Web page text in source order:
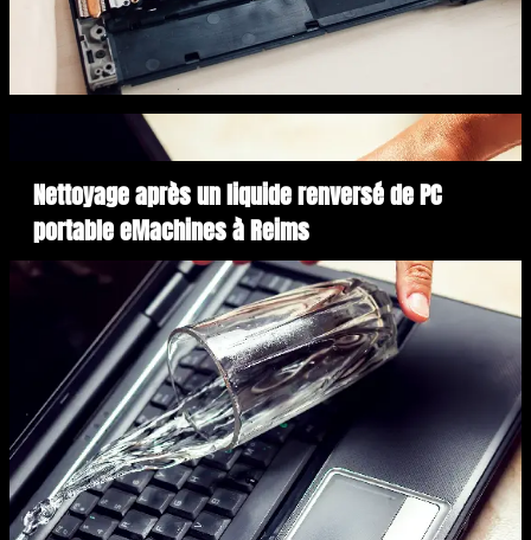
Nettoyage après un liquide renversé de PC
portable eMachines à Reims